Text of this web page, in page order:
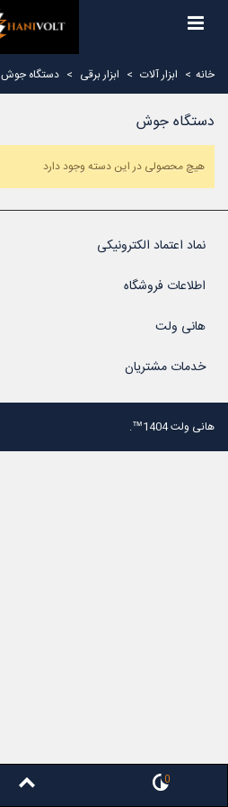
خانه > ابزار آلات > ابزار برقی > دستگاه جوش
دستگاه جوش
هیچ محصولی در این دسته وجود دارد
نماد اعتماد الکترونیکی
اطلاعات فروشگاه
هانی ولت
خدمات مشتریان
هانی ولت 1404™.
0